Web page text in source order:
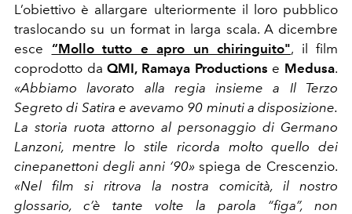
L’obiettivo è allargare ulteriormente il loro pubblico
traslocando su un format in larga scala. A dicembre
esce “Mollo tutto e apro un chiringuito", il film
coprodotto daQMI, Ramaya Productions e Medusa.
«Abbiamo lavorato alla regia insieme a Il Terzo
Segreto di Satira e avevamo 90 minuti a disposizione.
La storia ruota attorno al personaggio di Germano
Lanzoni, mentre lo stile ricorda molto quello dei
cinepanettoni degli anni ‘90»spiega de Crescenzio.
«Nel film si ritrova la nostra comicità, il nostro
glossario, c’è tante volte la parola “figa”, non